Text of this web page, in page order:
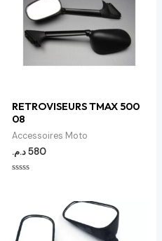
RETROVISEURS TMAX 500
08
Accessoires Moto
580د.م.